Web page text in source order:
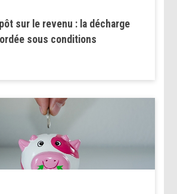
sur le revenu : la décharge
sous conditions